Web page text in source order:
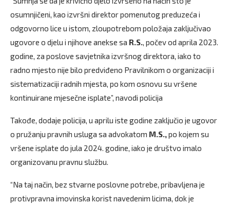
osumnjičeni, kao izvršni direktor pomenutog preduzeća i
odgovorno lice u istom, zloupotrebom položaja zaključivao
ugovore o djelu i njihove anekse sa R.S., počev od aprila 2023.
godine, za poslove savjetnika izvršnog direktora, iako to
radno mjesto nije bilo predviđeno Pravilnikom o organizaciji i
sistematizaciji radnih mjesta, po kom osnovu su vršene
kontinuirane mjesečne isplate”, navodi policija
Takođe, dodaje policija, u aprilu iste godine zaključio je ugovor
o pružanju pravnih usluga sa advokatom M.S.,po kojem su
vršene isplate do jula 2024. godine, iako je društvo imalo
organizovanu pravnu službu.
“Na taj način, bez stvarne poslovne potrebe, pribavljena je
protivpravna imovinska korist navedenim licima, dok je